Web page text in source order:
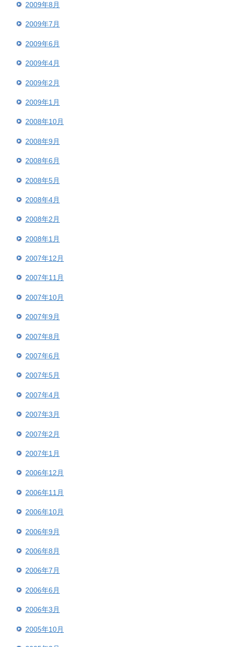
2009年8月
2009年7月
2009年6月
2009年4月
2009年2月
2009年1月
2008年10月
2008年9月
2008年6月
2008年5月
2008年4月
2008年2月
2008年1月
2007年12月
2007年11月
2007年10月
2007年9月
2007年8月
2007年6月
2007年5月
2007年4月
2007年3月
2007年2月
2007年1月
2006年12月
2006年11月
2006年10月
2006年9月
2006年8月
2006年7月
2006年6月
2006年3月
2005年10月